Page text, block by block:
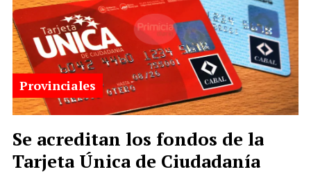
Se acreditan los fondos de la
Tarjeta Única de Ciudadanía
Provinciales